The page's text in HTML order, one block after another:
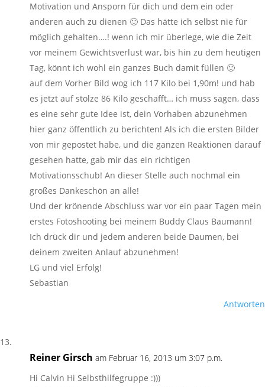
Motivation und Ansporn für dich und dem ein oder
anderen auch zu dienen 🙂 Das hätte ich selbst nie für
möglich gehalten….! wenn ich mir überlege, wie die Zeit
vor meinem Gewichtsverlust war, bis hin zu dem heutigen
Tag, könnt ich wohl ein ganzes Buch damit füllen 🙂
auf dem Vorher Bild wog ich 117 Kilo bei 1,90m! und hab
es jetzt auf stolze 86 Kilo geschafft… ich muss sagen, dass
es eine sehr gute Idee ist, dein Vorhaben abzunehmen
hier ganz öffentlich zu berichten! Als ich die ersten Bilder
von mir gepostet habe, und die ganzen Reaktionen darauf
gesehen hatte, gab mir das ein richtigen
Motivationsschub! An dieser Stelle auch nochmal ein
großes Dankeschön an alle!
Und der krönende Abschluss war vor ein paar Tagen mein
erstes Fotoshooting bei meinem Buddy Claus Baumann!
Ich drück dir und jedem anderen beide Daumen, bei
deinem zweiten Anlauf abzunehmen!
LG und viel Erfolg!
Sebastian
Antworten
Reiner Girsch am Februar 16, 2013 um 3:07 p.m.
Hi Calvin Hi Selbsthilfegruppe :)))